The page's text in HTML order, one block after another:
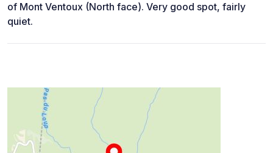
of Mont Ventoux (North face). Very good spot, fairly
quiet.